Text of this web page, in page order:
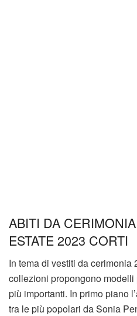
ABITI DA
ESTATE 2023 CORTI
In tema di vestiti da cerimonia
collezioni propongono
più importanti. In primo piano
tra le più popolari da Sonia